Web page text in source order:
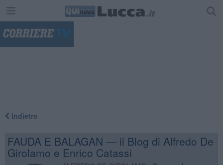
Indietro
FAUDA E BALAGAN — il Blog di Alfredo De
Girolamo e Enrico Catassi